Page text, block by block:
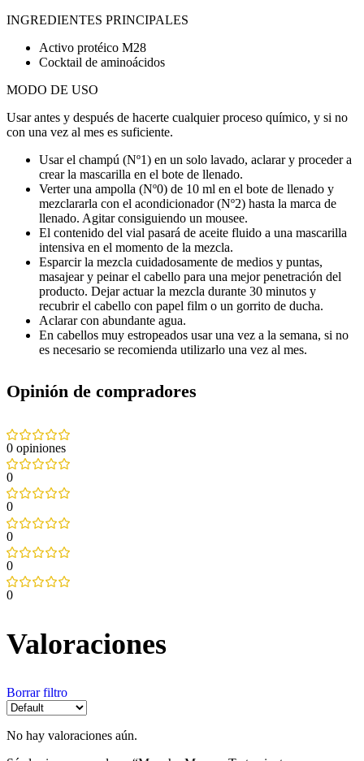
INGREDIENTES PRINCIPALES
Activo protéico M28
Cocktail de aminoácidos
MODO DE USO
Usar antes y después de hacerte cualquier proceso químico, y si no
con una vez al mes es suficiente.
Usar el champú (Nº1) en un solo lavado, aclarar y proceder a
crear la mascarilla en el bote de llenado.
Verter una ampolla (Nº0) de 10 ml en el bote de llenado y
mezclararla con el acondicionador (Nº2) hasta la marca de
llenado. Agitar consiguiendo un mousee.
El contenido del vial pasará de aceite fluido a una mascarilla
intensiva en el momento de la mezcla.
Esparcir la mezcla cuidadosamente de medios y puntas,
masajear y peinar el cabello para una mejor penetración del
producto. Dejar actuar la mezcla durante 30 minutos y
recubrir el cabello con papel film o un gorrito de ducha.
Aclarar con abundante agua.
En cabellos muy estropeados usar una vez a la semana, si no
es necesario se recomienda utilizarlo una vez al mes.
Opinión de compradores
0 opiniones
0
0
0
0
0
Valoraciones
Borrar filtro
No hay valoraciones aún.